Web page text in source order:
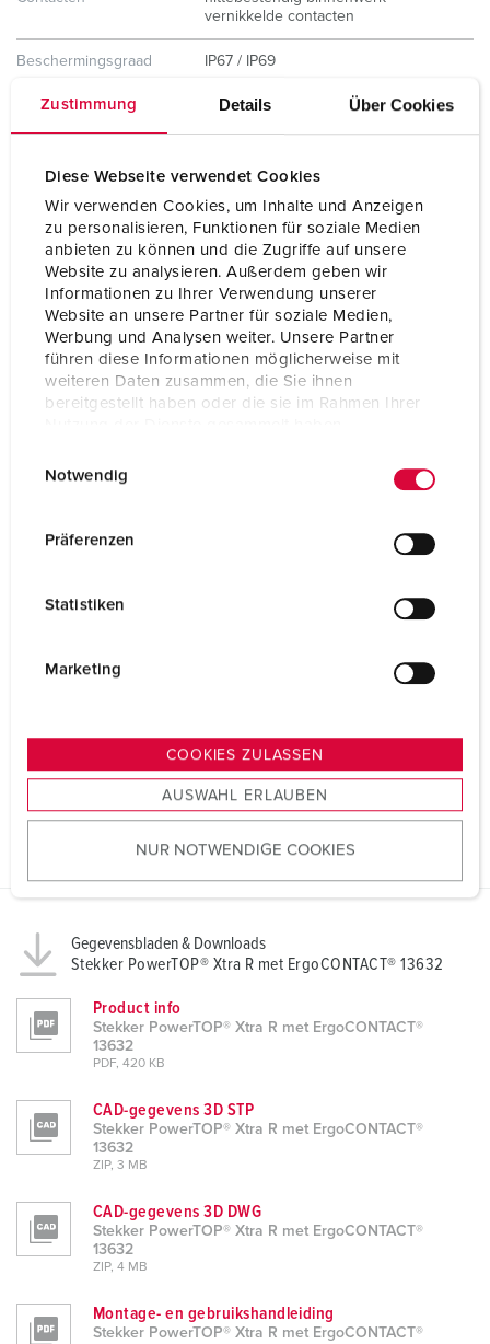
Zustimmung Details Über Cookies
Diese Webseite verwendet Cookies
Wir verwenden Cookies, um Inhalte und Anzeigen
zu personalisieren, Funktionen für soziale Medien
anbieten zu können und die Zugriffe auf unsere
Website zu analysieren. Außerdem geben wir
Informationen zu Ihrer Verwendung unserer
Website an unsere Partner für soziale Medien,
Werbung und Analysen weiter. Unsere Partner
führen diese Informationen möglicherweise mit
weiteren Daten zusammen, die Sie ihnen
bereitgestellt haben oder die sie im Rahmen Ihrer
s
u
w
h
l
Notwendig
Präferenzen
Statistiken
Marketing
COOKIES ZULASSEN
AUSWAHL ERLAUBEN
NUR NOTWENDIGE COOKIES
vernikkelde contacten
Beschermingsgraad IP67 / IP69
Gewicht 200 g
VDE
Gegevensbladen & Downloads
Stekker PowerTOP® Xtra R met ErgoCONTACT® 13632
Product info
Stekker PowerTOP® Xtra R met ErgoCONTACT®
13632
PDF, 420 KB
CAD-gegevens 3D STP
Stekker PowerTOP® Xtra R met ErgoCONTACT®
13632
ZIP, 3 MB
CAD-gegevens 3D DWG
Stekker PowerTOP® Xtra R met ErgoCONTACT®
13632
ZIP, 4 MB
Montage- en gebruikshandleiding
Stekker PowerTOP® Xtra R met ErgoCONTACT®